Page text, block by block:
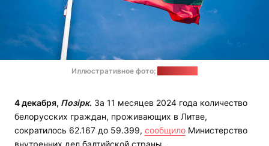
Иллюстративное фото:
4 декабря, Позірк. За 11 месяцев 2024 года количество
белорусских граждан, проживающих в Литве,
сократилось 62.167 до 59.399, сообщило Министерство
внутренних дел балтийской страны.